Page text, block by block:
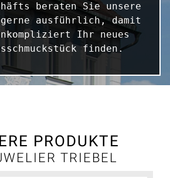
beraten Sie unsere
ausführlich, damit
Ihr neues
finden.
PRODUKTE
TRIEBEL